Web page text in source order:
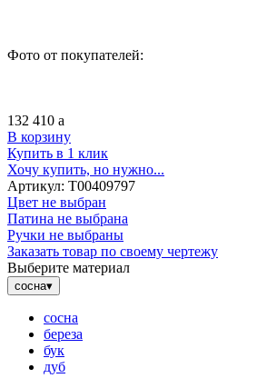
Фото от покупателей:
132 410 a
В корзину
Купить в 1 клик
Хочу купить, но нужно...
Артикул: Т00409797
Цвет не выбран
Патина не выбрана
Ручки не выбраны
Заказать товар по своему чертежу
Выберите материал
сосна▾
сосна
береза
бук
дуб